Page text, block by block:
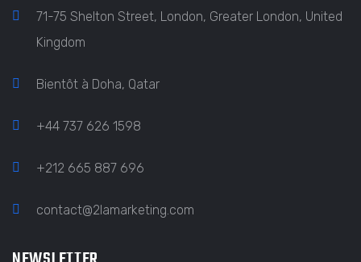
71-75 Shelton Street, London, Greater London, United
Kingdom
Bientôt à Doha, Qatar
+44 737 626 1598
+212 665 887 696
contact@2lamarketing.com